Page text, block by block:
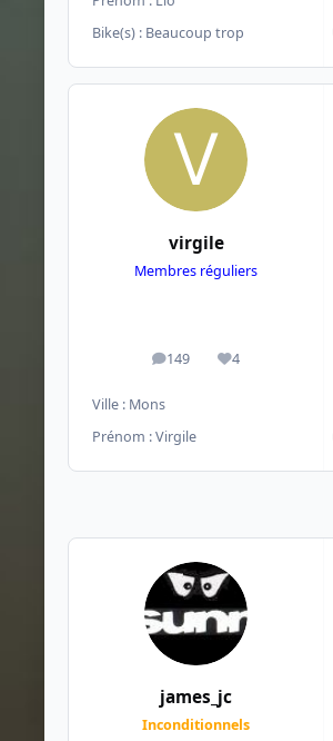
Bike(s) : Beaucoup trop
virgile
Membres réguliers
149
messages4
Réputation
Ville : Mons
Prénom :Virgile
james_jc
Inconditionnels